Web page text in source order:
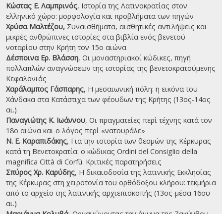
Κώστας Ε. Λαμπρινός, Ιστορία της Λατινοκρατίας στον
ελληνικό χώρο: μορφολογία και προβλήματα των πηγών
Χρύσα Μαλτέζου, Συναισθήματα, αισθητικές αντιλήψεις και
μικρές ανθρώπινες ιστορίες στα βιβλία ενός βενετού
νοταρίου στην Κρήτη τον 15ο αιώνα
Δέσποινα Ερ. Βλάσση, Οι μοναστηριακοί κώδικες, πηγή
πολλαπλών αναγνώσεων της ιστορίας της βενετοκρατούμενης
Κεφαλονιάς
Χαράλαμπος Γάσπαρης, Η μεσαιωνική πόλη: η εικόνα του
Χάνδακα στα Κατάστιχα των φέουδων της Κρήτης (13ος-14ος
αι.)
Παναγιώτης Κ. Ιωάννου, Οι πραγματείες περί τέχνης κατά τον
18ο αιώνα και ο λόγος περί «νατουράλε»
Ν. Ε. Καραπιδάκης, Για την ιστορία των θεσμών της Κέρκυρας
κατά τη Βενετοκρατία: ο κώδικας Ordini del Consiglio della
magnifica Città di Corfù. Κριτικές παρατηρήσεις
Σπύρος Χρ. Καρύδης, Η δικαιοδοσία της λατινικής Εκκλησίας
της Κέρκυρας στη χειροτονία του ορθόδοξου κλήρου: τεκμήρια
από το αρχείο της λατινικής αρχιεπισκοπής (13ος-μέσα 16ου
αι.)